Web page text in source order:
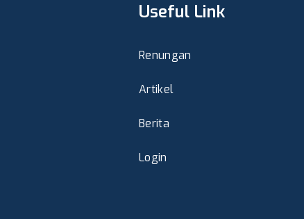
Useful Link
Renungan
Artikel
Berita
Login